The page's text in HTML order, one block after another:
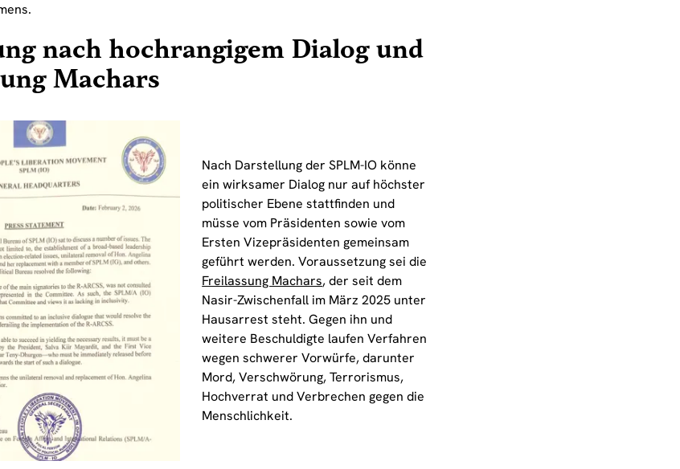
nach hochrangigem Dialog und
Machars
Nach Darstellung der SPLM-IO könne
ein wirksamer Dialog nur auf höchster
politischer Ebene stattfinden und
müsse vom Präsidenten sowie vom
Ersten Vizepräsidenten gemeinsam
geführt werden. Voraussetzung sei die
Freilassung Machars, der seit dem
Nasir-Zwischenfall im März 2025 unter
Hausarrest steht. Gegen ihn und
weitere Beschuldigte laufen Verfahren
wegen schwerer Vorwürfe, darunter
Mord, Verschwörung, Terrorismus,
Hochverrat und Verbrechen gegen die
Menschlichkeit.